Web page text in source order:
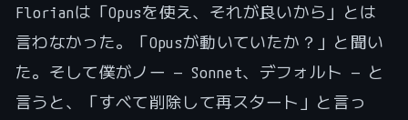
Florianは「Opusを使え、それが良いから」とは
言わなかった。「Opusが動いていたか？」と聞い
た。そして僕がノー — Sonnet、デフォルト — と
言うと、「すべて削除して再スタート」と言っ